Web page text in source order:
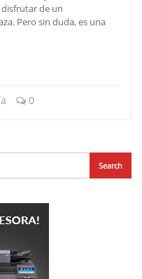
de un
Pero sin duda, es una
0